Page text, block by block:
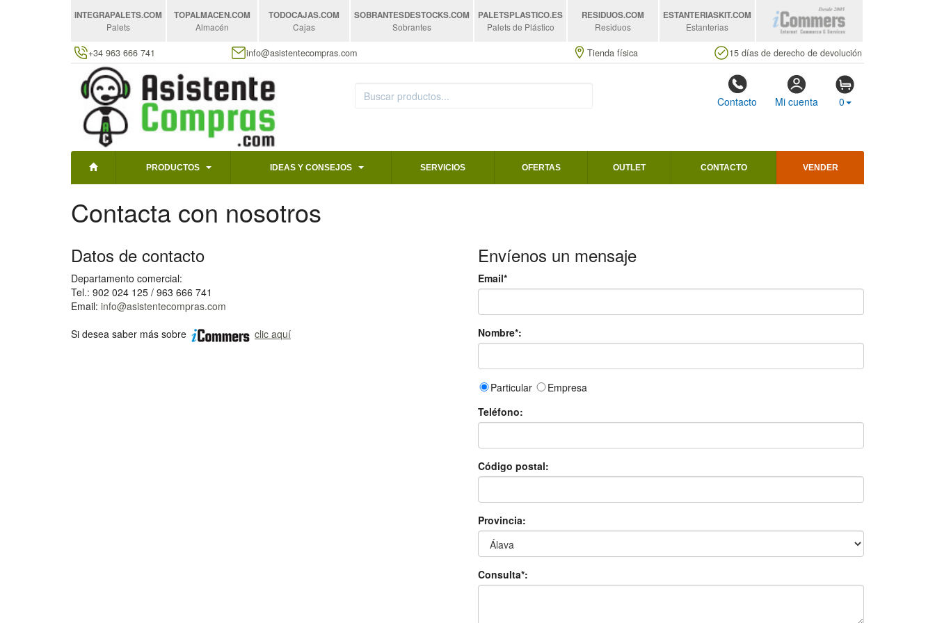
INTEGRAPALETS.COM
Palets
TOPALMACEN.COM
Almacén
TODOCAJAS.COM
Cajas
SOBRANTESDESTOCKS.COM
Sobrantes
PALETSPLASTICO.ES
Palets de Plástico
RESIDUOS.COM
Residuos
ESTANTERIASKIT.COM
Estanterias
+34 963 666 741 info@asistentecompras.com Tienda física 15 días de derecho de devolución
Contacto Mi cuenta 0
PRODUCTOS IDEAS Y CONSEJOS SERVICIOS OFERTAS OUTLET CONTACTO VENDER
Contacta con nosotros
Datos de contacto
Departamento comercial:
Tel.: 902 024 125 / 963 666 741
Email: info@asistentecompras.com
Si desea saber más sobre
clic aquí
Envíenos un mensaje
Email*
Nombre*:
Particular
Empresa
Teléfono:
Código postal:
Provincia:
Consulta*: